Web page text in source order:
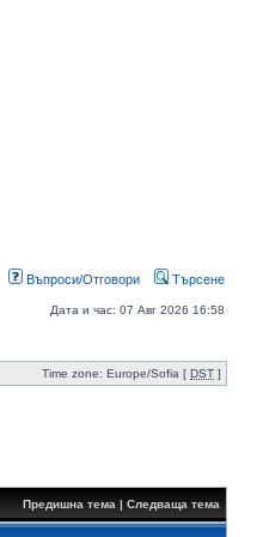
Въпроси/Отговори Търсене
Дата и час: 07 Авг 2026 16:58
Time zone: Europe/Sofia [ DST ]
Предишна тема | Следваща тема